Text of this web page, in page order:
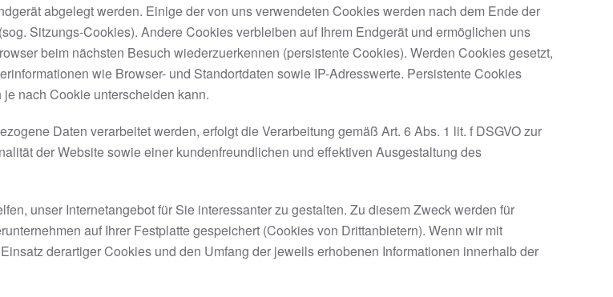
abgelegt werden. Einige der von uns verwendeten Cookies werden nach dem Ende der
Sitzungs-Cookies). Andere Cookies verbleiben auf Ihrem Endgerät und ermöglichen uns
beim nächsten Besuch wiederzuerkennen (persistente Cookies). Werden Cookies gesetzt,
wie Browser- und Standortdaten sowie IP-Adresswerte. Persistente Cookies
nach Cookie unterscheiden kann.
Daten verarbeitet werden, erfolgt die Verarbeitung gemäß Art. 6 Abs. 1 lit. f DSGVO zur
der Website sowie einer kundenfreundlichen und effektiven Ausgestaltung des
unser Internetangebot für Sie interessanter zu gestalten. Zu diesem Zweck werden für
auf Ihrer Festplatte gespeichert (Cookies von Drittanbietern). Wenn wir mit
derartiger Cookies und den Umfang der jeweils erhobenen Informationen innerhalb der